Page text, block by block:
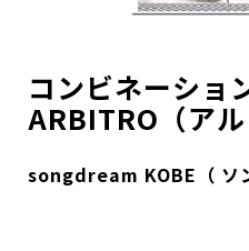
コンビネーショ
ARBITRO（アル
songdream KOBE（ ソ